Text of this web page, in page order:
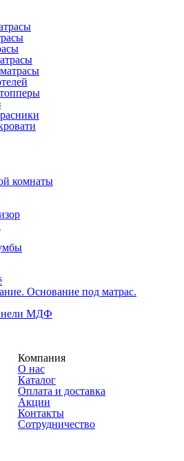
комнаты
Основание под матрас.
МДФ
Компания
О нас
Каталог
Оплата и доставка
Акции
Контакты
Сотрудничество